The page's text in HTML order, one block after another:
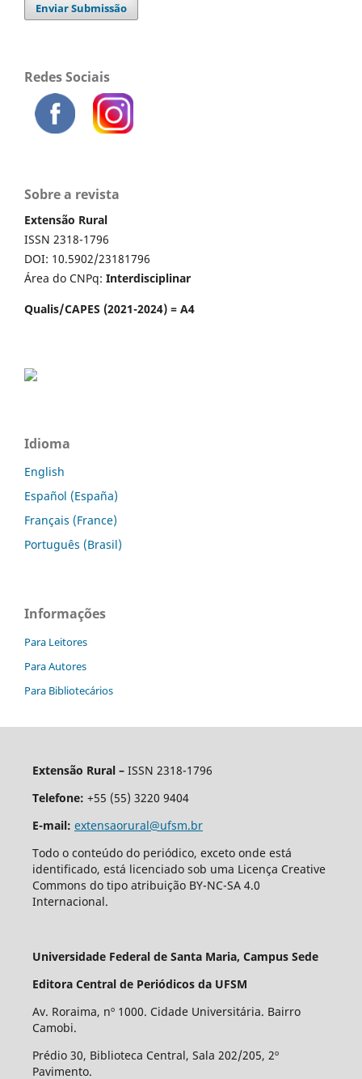
Enviar Submissão
Redes Sociais
Sobre a revista
Extensão Rural
ISSN 2318-1796
DOI: 10.5902/23181796
Área do CNPq: Interdisciplinar
Qualis/CAPES (2021-2024) = A4
Idioma
English
Español (España)
Français (France)
Português (Brasil)
Informações
Para Leitores
Para Autores
Para Bibliotecários
Extensão Rural – ISSN 2318-1796
Telefone: +55 (55) 3220 9404
E-mail: extensaorural@ufsm.br
Todo o conteúdo do periódico, exceto onde está
identificado, está licenciado sob uma Licença Creative
Commons do tipo atribuição BY-NC-SA 4.0
Internacional.
Universidade Federal de Santa Maria, Campus Sede
Editora Central de Periódicos da UFSM
Av. Roraima, nº 1000. Cidade Universitária. Bairro
Camobi.
Prédio 30, Biblioteca Central, Sala 202/205, 2º
Pavimento.